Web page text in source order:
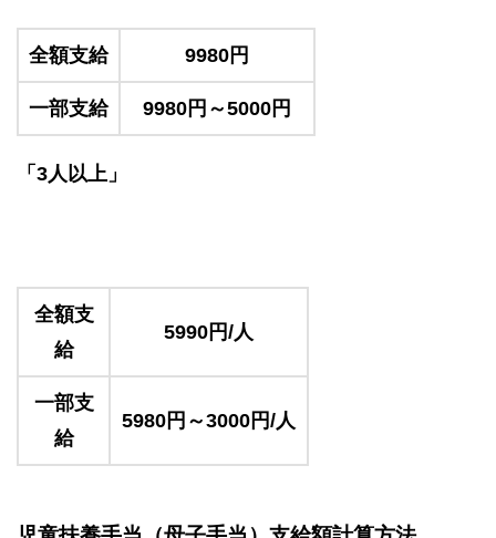
全額支給 9980円
一部支給 9980円～5000円
「3人以上」
全額支
給
5990円/人
一部支
給
5980円～3000円/人